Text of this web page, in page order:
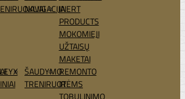
NAVIGACIJAINERT
PRODUCTS
MOKOMIEJI
UŽTAISŲ
MAKETAI
ŠAUDYMO
TRENIRUOTĖMS
REMONTO
IR
TOBULINIMO